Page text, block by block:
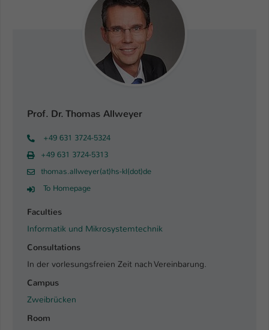
Prof. Dr. Thomas Allweyer
+49 631 3724-5324
+49 631 3724-5313
thomas.allweyer(at)hs-kl(dot)de
To Homepage
Faculties
Informatik und Mikrosystemtechnik
Consultations
In der vorlesungsfreien Zeit nach Vereinbarung.
Campus
Zweibrücken
Room
Dieser Cookie teilt der Webseite mit, ob
ein Besucher im Typo3-Backend
angemeldet ist und Rechte besitzt diese
zu verwalten.